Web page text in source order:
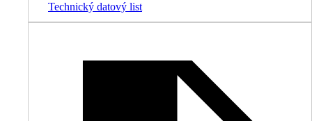
Technický datový list